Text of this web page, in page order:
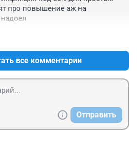
про повышение аж на
надоел
все комментарии
Отправить